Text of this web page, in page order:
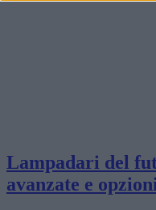
Lampadari del
avanzate e